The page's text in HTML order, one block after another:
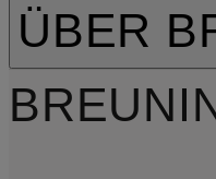
ÜBER